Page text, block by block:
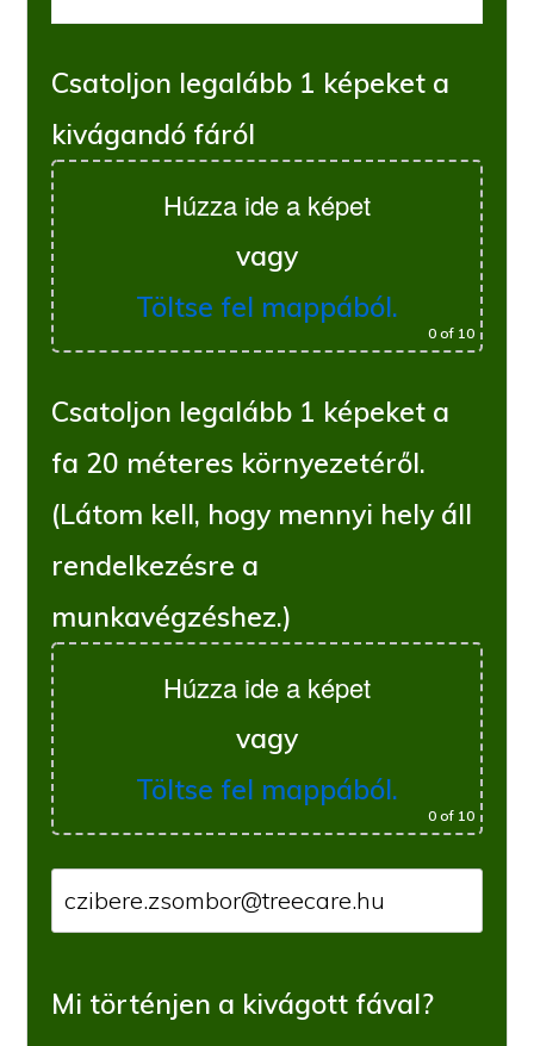
Csatoljon legalább 1 képeket a
kivágandó fáról
Húzza ide a képet
vagy
Töltse fel mappából.
0of 10
Csatoljon legalább 1 képeket a
fa 20 méteres környezetéről.
(Látom kell, hogy mennyi hely áll
rendelkezésre a
munkavégzéshez.)
Húzza ide a képet
vagy
Töltse fel mappából.
0of 10
Mi történjen a kivágott fával?